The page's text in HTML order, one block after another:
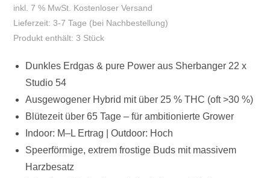
inkl. 7 % MwSt. Kostenloser Versand
Lieferzeit:3-7 Tage (bei Nachbestellung)
Produkt enthält: 3 Stück
Dunkles Erdgas & pure Power aus Sherbanger 22 x
Studio 54
Ausgewogener Hybrid mit über 25 % THC (oft >30 %)
Blütezeit über 65 Tage – für ambitionierte Grower
Indoor: M–L Ertrag | Outdoor: Hoch
Speerförmige, extrem frostige Buds mit massivem
Harzbesatz